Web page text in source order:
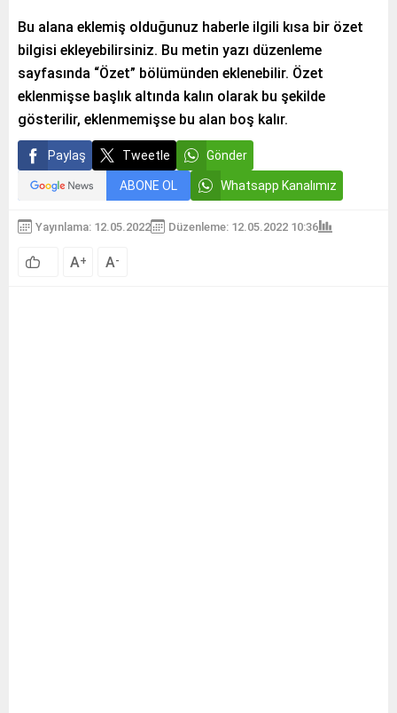
Bu alana eklemiş olduğunuz haberle ilgili kısa bir özet
bilgisi ekleyebilirsiniz. Bu metin yazı düzenleme
sayfasında “Özet” bölümünden eklenebilir. Özet
eklenmişse başlık altında kalın olarak bu şekilde
gösterilir, eklenmemişse bu alan boş kalır.
Paylaş Tweetle Gönder
ABONE OL Whatsapp Kanalımız
Yayınlama: 12.05.2022 Düzenleme: 12.05.2022 10:36
A+ A-